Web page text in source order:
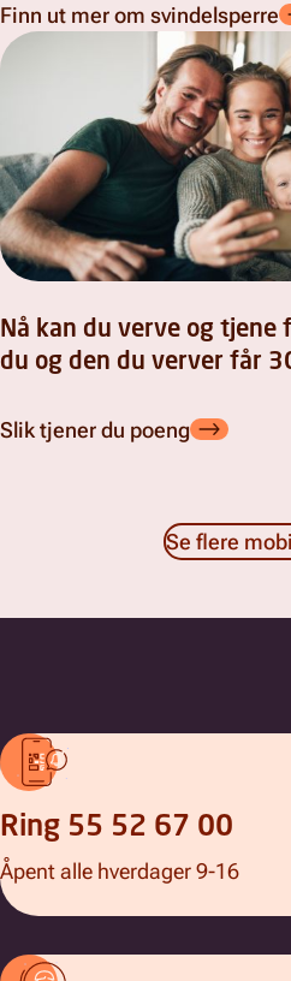
Finn ut mer om svindelsperre
Nå kan du verve og tjene
du og den du verver får
Slik tjener du poeng
Se flere
Ring 55 52 67 00
Åpent alle hverdager 9-16